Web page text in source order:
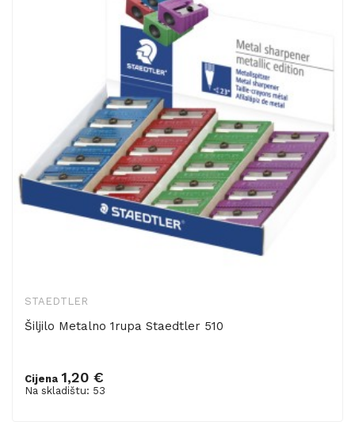
STAEDTLER
Šiljilo Metalno 1rupa Staedtler 510
Cijena 1,20 €
Na skladištu: 53
Dodaj u košaricu